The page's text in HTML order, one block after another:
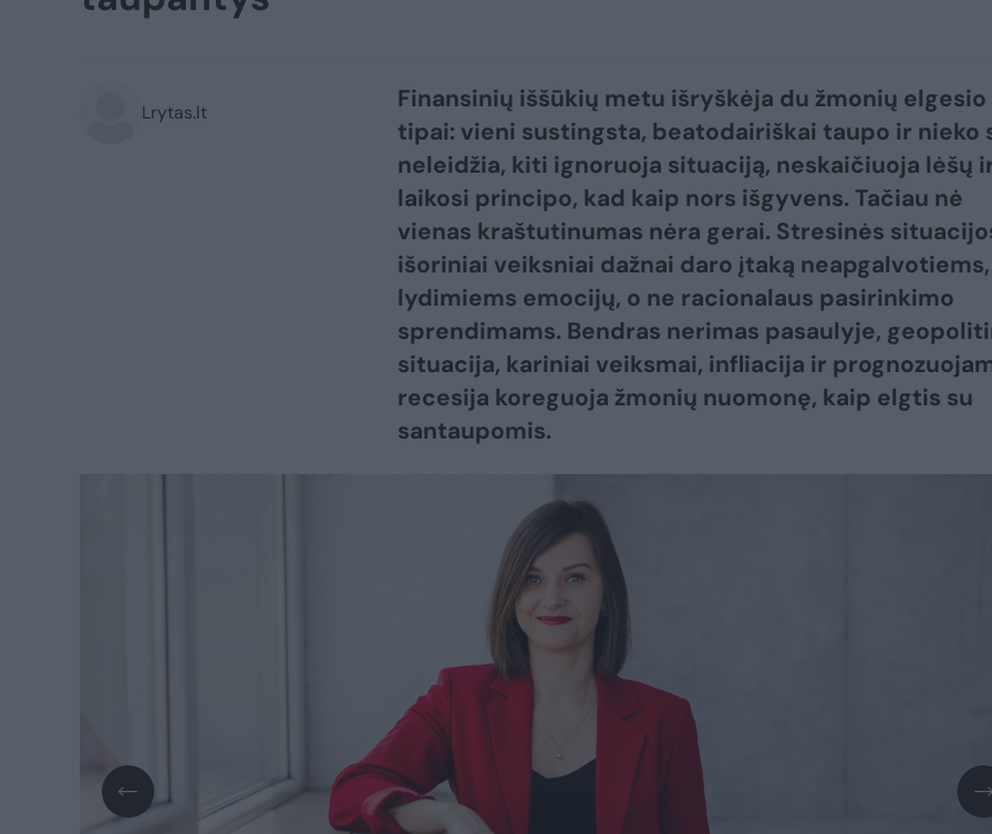
Lrytas.lt
Finansinių iššūkių metu išryškėja du žmonių elgesio
tipai: vieni sustingsta, beatodairiškai taupo ir nieko
neleidžia, kiti ignoruoja situaciją, neskaičiuoja lėšų
laikosi principo, kad kaip nors išgyvens. Tačiau nė
vienas kraštutinumas nėra gerai. Stresinės
išoriniai veiksniai dažnai daro įtaką neapgalvotiems,
lydimiems emocijų, o ne racionalaus pasirinkimo
sprendimams. Bendras nerimas pasaulyje,
situacija, kariniai veiksmai, infliacija ir
recesija koreguoja žmonių nuomonę, kaip elgtis su
santaupomis.